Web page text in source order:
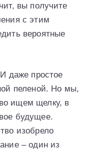
вы получите
с этим
вероятные
даже простое
пеленой. Но мы,
ищем щелку, в
будущее.
изобрело
– один из